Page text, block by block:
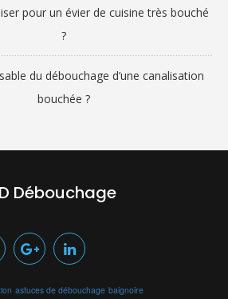
pour un évier de cuisine très bouché
?
du débouchage d’une canalisation
bouchée ?
Débouchage
astuces de débouchage baignoire